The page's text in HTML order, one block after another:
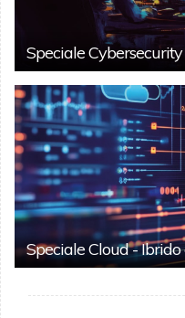
Speciale
Speciale Cloud -